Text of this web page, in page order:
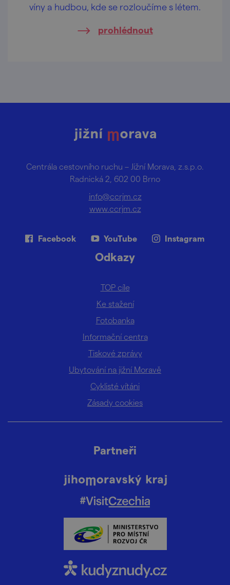
víny a hudbou, kde se rozloučíme s létem.
prohlédnout
Centrála cestovního ruchu – Jižní Morava, z.s.p.o.
Radnická 2, 602 00 Brno
info@ccrjm.cz
www.ccrjm.cz
Facebook YouTube Instagram
Odkazy
TOP cíle
Ke stažení
Fotobanka
Informační centra
Tiskové zprávy
Ubytování na jižní Moravě
Cyklisté vítáni
Zásady cookies
Partneři